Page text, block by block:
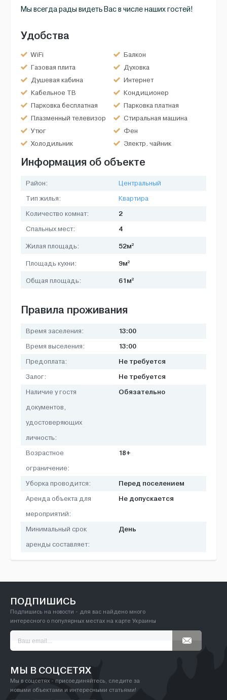
Мы всегда рады видеть Вас в числе наших гостей!
Удобства
WiFi
Балкон
Газовая плита
Духовка
Душевая кабина
Интернет
Кабельное ТВ
Кондиционер
Парковка бесплатная
Парковка платная
Плазменный телевизор
Стиральная машина
Утюг
Фен
Холодильник
Электр. чайник
Информация об объекте
Район:
Центральный
Тип жилья:
Квартира
Количество комнат:
2
Спальных мест: 4
Жилая площадь: 52м2
Площадь кухни: 9м2
Общая площадь: 61м2
Правила проживания
Время заселения: 13:00
Время выселения: 13:00
Предоплата: Не требуется
Залог: Не требуется
Наличие у гостя
документов,
удостоверяющих
личность:
Обязательно
Возрастное
ограничение:
18+
Уборка проводится: Перед поселением
Аренда объекта для
мероприятий:
Не допускается
Минимальный срок
аренды составляет:
День
ПОДПИШИСЬ
Подпишись на новости - для вас найдено много
интересного о популярных местах на карте Украины
МЫ В СОЦСЕТЯХ
Мы в соцсетях - присоединяйтесь, следите за
новыми объектами и интересными статьями!